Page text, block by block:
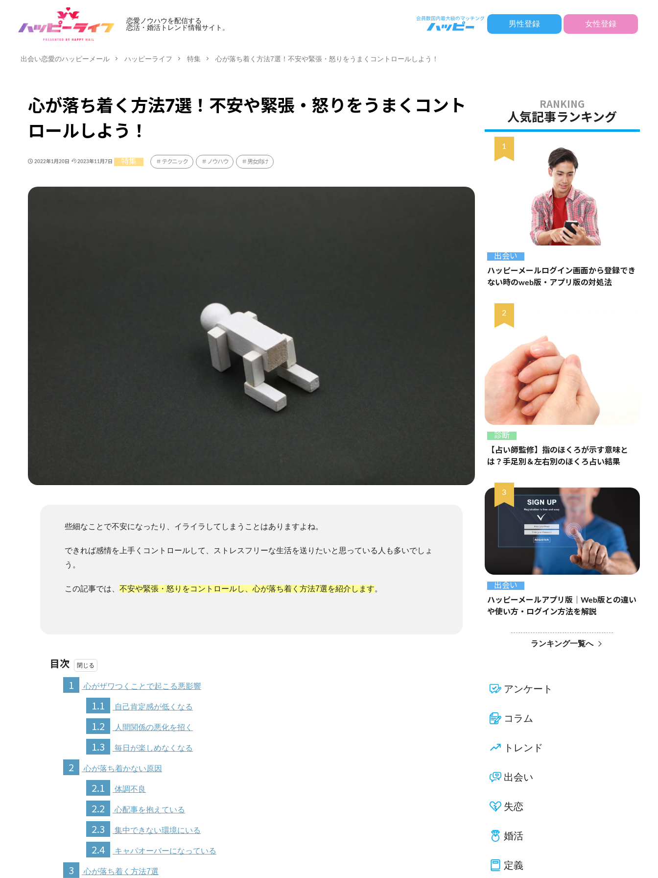
恋愛ノウハウを配信する
恋活・婚活トレンド情報サイト。
男性登録 女性登録
出会い恋愛のハッピーメール ハッピーライフ 特集 心が落ち着く方法7選！不安や緊張・怒りをうまくコントロールしよう！
心が落ち着く方法7選！不安や緊張・怒りをうまくコント
ロールしよう！
2022年1月20日 2023年11月7日 特集 テクニック ノウハウ 男女向け
些細なことで不安になったり、イライラしてしまうことはありますよね。
できれば感情を上手くコントロールして、ストレスフリーな生活を送りたいと思っている人も多いでしょ
う。
この記事では、 不安や緊張・怒りをコントロールし、心が落ち着く方法7選を紹介します。
目次
1
心がザワつくことで起こる悪影響
1.1 自己肯定感が低くなる
1.2 人間関係の悪化を招く
1.3 毎日が楽しめなくなる
2 心が落ち着かない原因
2.1 体調不良
2.2 心配事を抱えている
2.3 集中できない環境にいる
2.4 キャパオーバーになっている
3 心が落ち着く方法7選
人気記事ランキング
出会い
ハッピーメールログイン画面から登録でき
ない時のweb版・アプリ版の対処法
診断
【占い師監修】指のほくろが示す意味と
は？手足別＆左右別のほくろ占い結果
出会い
ハッピーメールアプリ版｜Web版との違い
や使い方・ログイン方法を解説
ランキング一覧へ
アンケート
コラム
トレンド
出会い
失恋
婚活
定義